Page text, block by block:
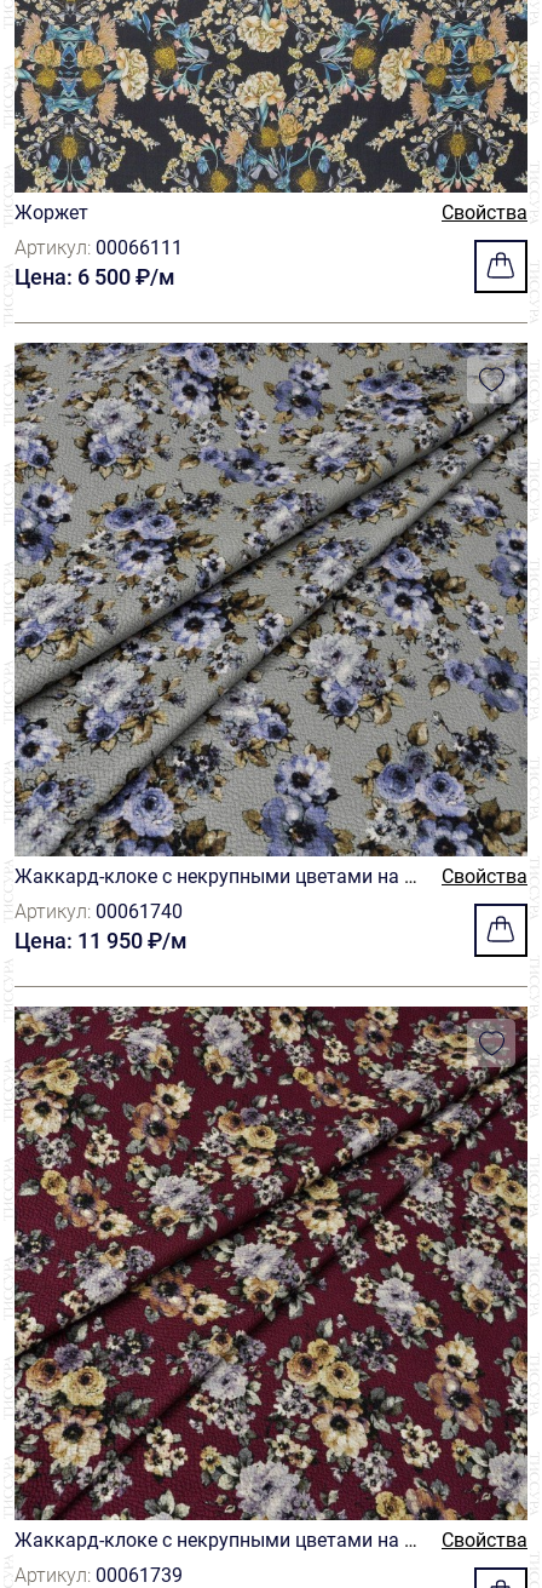
Жоржет
Свойства
Артикул: 00066111
Цена: 6 500 ₽/м
Жаккард-клоке с некрупными цветами на се
ром фоне
Свойства
Артикул: 00061740
Цена: 11 950 ₽/м
Жаккард-клоке с некрупными цветами на б
ордовом фоне
Свойства
Артикул: 00061739